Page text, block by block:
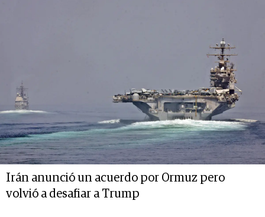
Irán anunció un acuerdo por Ormuz pero
volvió a desafiar a Trump